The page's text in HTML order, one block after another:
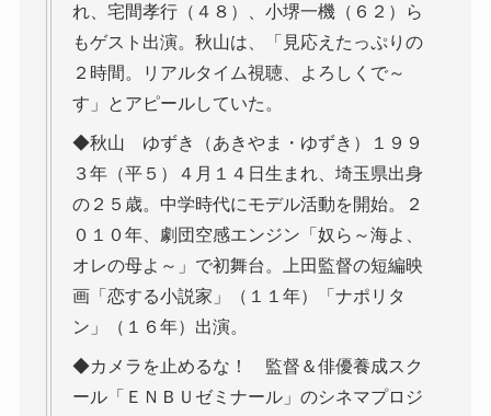
れ、宅間孝行（４８）、小堺一機（６２）ら
もゲスト出演。秋山は、「見応えたっぷりの
２時間。リアルタイム視聴、よろしくで～
す」とアピールしていた。
◆秋山 ゆずき（あきやま・ゆずき）１９９
３年（平５）４月１４日生まれ、埼玉県出身
の２５歳。中学時代にモデル活動を開始。２
０１０年、劇団空感エンジン「奴ら～海よ、
オレの母よ～」で初舞台。上田監督の短編映
画「恋する小説家」（１１年）「ナポリタ
ン」（１６年）出演。
◆カメラを止めるな！ 監督＆俳優養成スク
ール「ＥＮＢＵゼミナール」のシネマプロジ